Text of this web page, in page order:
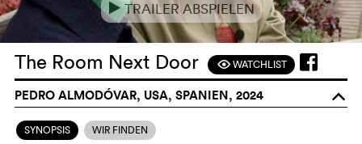
eTRAILER ABSPIELEN
The Room Next Door FWATCHLIST
PEDRO ALMODÓVAR, USA, SPANIEN, 2024 o
SYNOPSIS WIR FINDEN